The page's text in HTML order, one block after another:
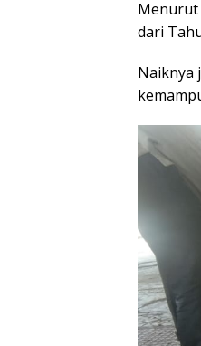
Menurut
dari
Naiknya